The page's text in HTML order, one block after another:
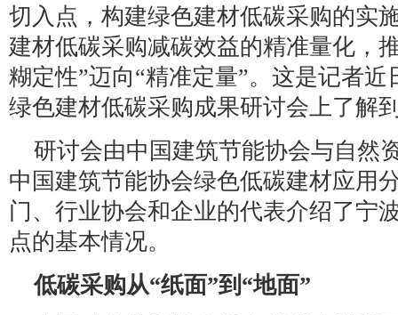
切入点，构建绿色建材低碳采购的实
建材低碳采购减碳效益的精准量化，
糊定性”迈向“精准定量”。这是记者
绿色建材低碳采购成果研讨会上了解
研讨会由中国建筑节能协会与自然
中国建筑节能协会绿色低碳建材应用
门、行业协会和企业的代表介绍了宁
点的基本情况。
低碳采购从“纸面”到“地面”